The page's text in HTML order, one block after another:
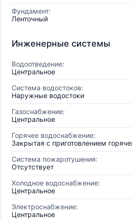
Фундамент:
Ленточный
Инженерные системы
Водоотведение:
Центральное
Система водостоков:
Наружные водостоки
Газоснабжение:
Центральное
Горячее водоснабжение:
Закрытая с приготовлением
Система пожаротушения:
Отсутствует
Холодное водоснабжение:
Центральное
Электроснабжение:
Центральное